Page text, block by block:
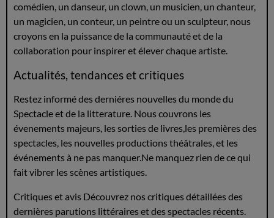
comédien, un danseur, un clown, un musicien, un chanteur,
un magicien, un conteur, un peintre ou un sculpteur, nous
croyons en la puissance de la communauté et de la
collaboration pour inspirer et élever chaque artiste.
Actualités, tendances et critiques
Restez informé des derniéres nouvelles du monde du
Spectacle et de la litterature. Nous couvrons les
évenements majeurs, les sorties de livres,les premières des
spectacles, les nouvelles productions théâtrales, et les
événements à ne pas manquer.Ne manquez rien de ce qui
fait vibrer les scènes artistiques.
Critiques et avis Découvrez nos critiques détaillées des
dernières parutions littéraires et des spectacles récents.